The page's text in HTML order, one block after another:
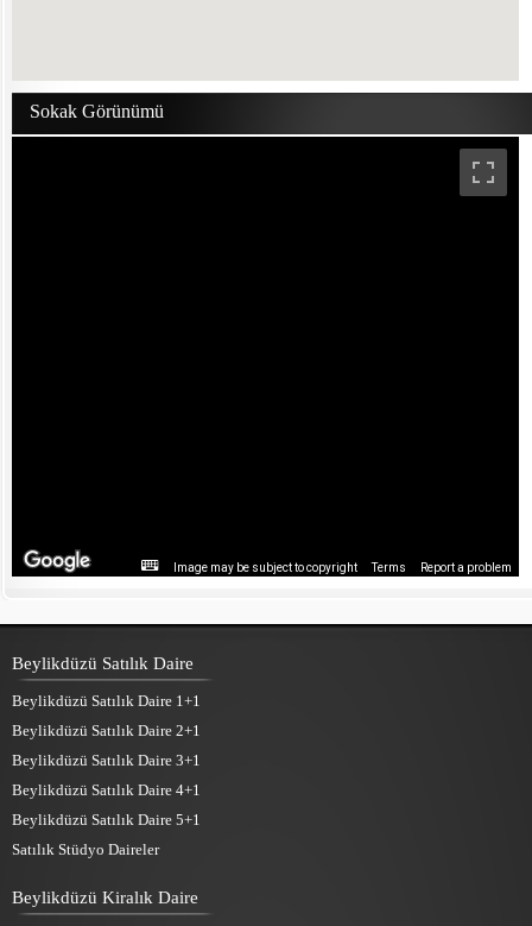
Sokak Görünümü
Image may be subject to copyright Terms Report a problem
Beylikdüzü Satılık Daire
Beylikdüzü Satılık Daire 1+1
Beylikdüzü Satılık Daire 2+1
Beylikdüzü Satılık Daire 3+1
Beylikdüzü Satılık Daire 4+1
Beylikdüzü Satılık Daire 5+1
Satılık Stüdyo Daireler
Beylikdüzü Kiralık Daire